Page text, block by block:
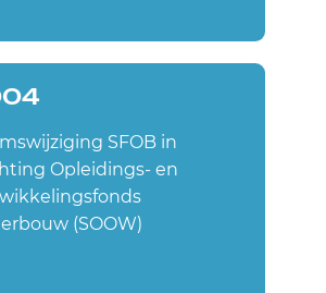
SFOB in
Opleidings- en
(SOOW)